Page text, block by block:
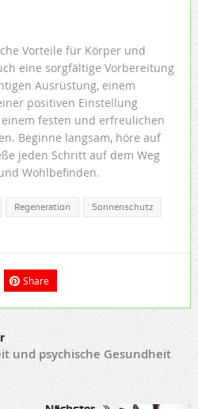
Vorteile für Körper und
eine sorgfältige Vorbereitung
Ausrüstung, einem
positiven Einstellung
festen und erfreulichen
Beginne langsam, höre auf
jeden Schritt auf dem Weg
Wohlbefinden.
Regeneration Sonnenschutz
Share
und psychische Gesundheit